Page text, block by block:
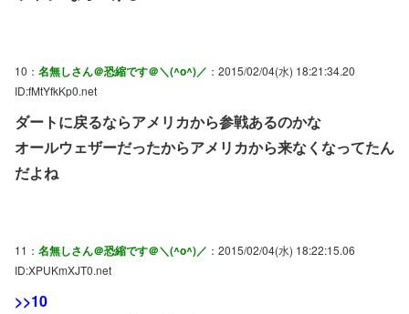
10： 名無しさん＠恐縮です＠＼(^o^)／ ：2015/02/04(水) 18:21:34.20
ID:fMtYfkKp0.net
ダートに戻るならアメリカから参戦あるのかな
オールウェザーだったからアメリカから来なくなってたん
だよね
11： 名無しさん＠恐縮です＠＼(^o^)／ ：2015/02/04(水) 18:22:15.06
ID:XPUKmXJT0.net
>>10